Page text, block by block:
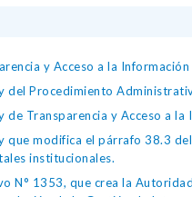
y Acceso a la Información
del Procedimiento
de Transparencia y Acceso a
que modifica el párrafo 38.3
institucionales.
N° 1353, que crea la